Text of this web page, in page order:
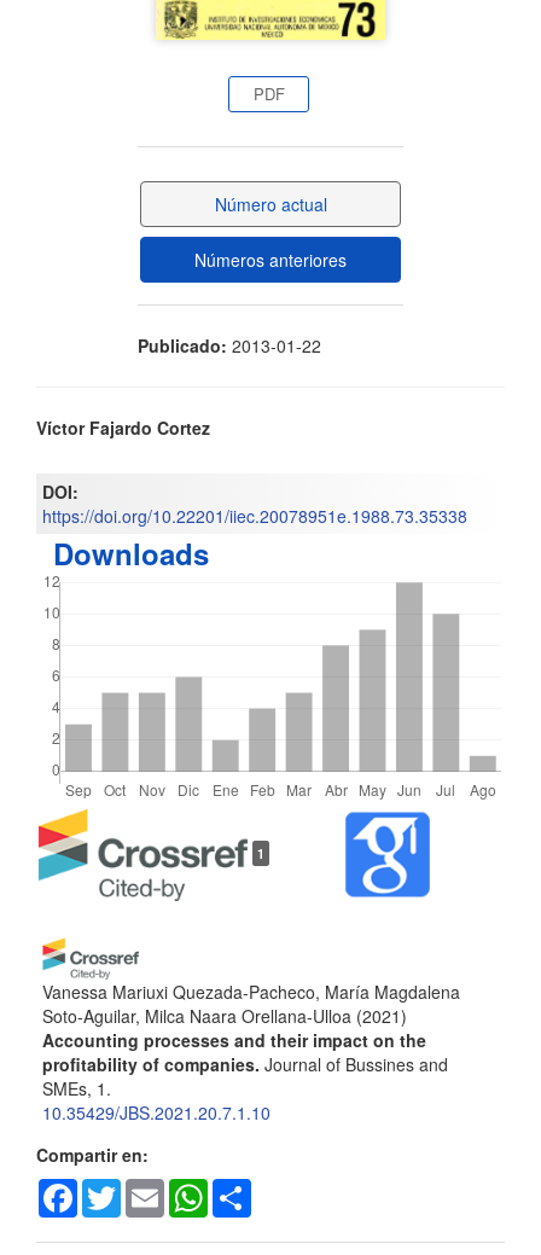
PDF
Número actual
Números anteriores
Publicado: 2013-01-22
Contenido
principal
del
artículo
Víctor Fajardo Cortez
DOI:
https://doi.org/10.22201/iiec.20078951e.1988.73.35338
Downloads
Detalles
del
artículo
1
Vanessa Mariuxi Quezada-Pacheco, María Magdalena
Soto-Aguilar, Milca Naara Orellana-Ulloa (2021)
Accounting processes and their impact on the
profitability of companies. Journal of Bussines and
SMEs, 1.
10.35429/JBS.2021.20.7.1.10
Compartir en:
Facebook
TwitterEmail WhatsApp